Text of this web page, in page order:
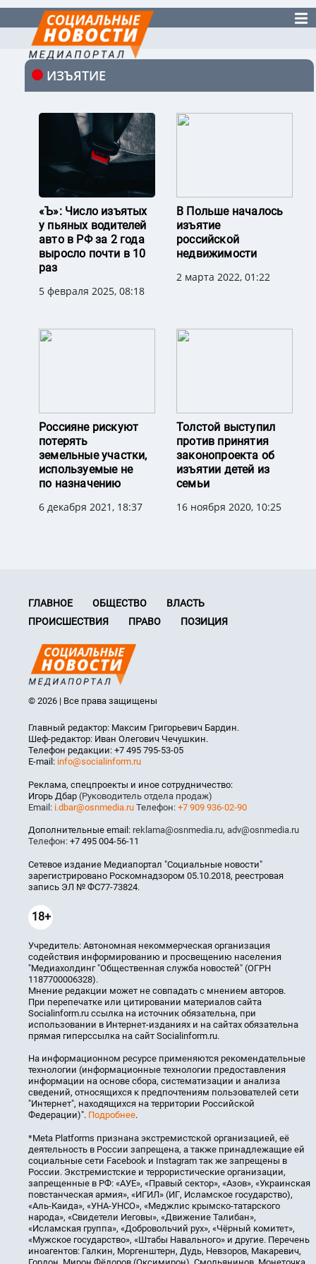
ИЗЪЯТИЕ
«Ъ»: Число изъятых
у пьяных водителей
авто в РФ за 2 года
выросло почти в 10
раз
5 февраля 2025, 08:18
В Польше началось
изъятие
российской
недвижимости
2 марта 2022, 01:22
Россияне рискуют
потерять
земельные участки,
используемые не
по назначению
6 декабря 2021, 18:37
Толстой выступил
против принятия
законопроекта об
изъятии детей из
семьи
16 ноября 2020, 10:25
ГЛАВНОЕ ОБЩЕСТВО
ВЛАСТЬ
ПРОИСШЕСТВИЯ
ПРАВО ПОЗИЦИЯ
© 2026 | Все права защищены
Главный редактор: Максим Григорьевич Бардин.
Шеф-редактор: Иван Олегович Чечушкин.
Телефон редакции: +7 495 795-53-05
E-mail: info@socialinform.ru
Реклама, спецпроекты и иное сотрудничество:
Игорь Дбар (Руководитель отдела продаж)
Email: i.dbar@osnmedia.ru Телефон: +7 909 936-02-90
Дополнительные email: reklama@osnmedia.ru, adv@osnmedia.ru
Телефон: +7 495 004-56-11
Сетевое издание Медиапортал "Социальные новости"
зарегистрировано Роскомнадзором 05.10.2018, реестровая
запись ЭЛ № ФС77-73824.
18+
Учредитель: Автономная некоммерческая организация
содействия информированию и просвещению населения
"Медиахолдинг "Общественная служба новостей" (ОГРН
1187700006328).
Мнение редакции может не совпадать с мнением авторов.
При перепечатке или цитировании материалов сайта
Socialinform.ru ссылка на источник обязательна, при
использовании в Интернет-изданиях и на сайтах обязательна
прямая гиперссылка на сайт Socialinform.ru.
На информационном ресурсе применяются рекомендательные
технологии (информационные технологии предоставления
информации на основе сбора, систематизации и анализа
сведений, относящихся к предпочтениям пользователей сети
"Интернет", находящихся на территории Российской
Федерации)". Подробнее.
*Meta Platforms признана экстремистской организацией, её
деятельность в России запрещена, а также принадлежащие ей
социальные сети Facebook и Instagram так же запрещены в
России. Экстремистские и террористические организации,
запрещенные в РФ: «АУЕ», «Правый сектор», «Азов», «Украинская
повстанческая армия», «ИГИЛ» (ИГ, Исламское государство),
«Аль-Каида», «УНА-УНСО», «Меджлис крымско-татарского
народа», «Свидетели Иеговы», «Движение Талибан»,
«Исламская группа», «Добровольчий рух», «Чёрный комитет»,
«Мужское государство», «Штабы Навального» и другие. Перечень
иноагентов: Галкин, Моргенштерн, Дудь, Невзоров, Макаревич,